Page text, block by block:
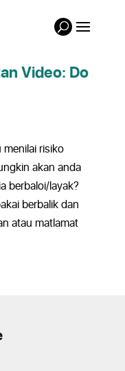
Video: Do
risiko
akan anda
berbaloi/layak?
berbalik dan
atau matlamat